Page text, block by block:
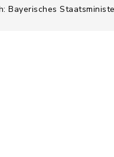
Bayerisches